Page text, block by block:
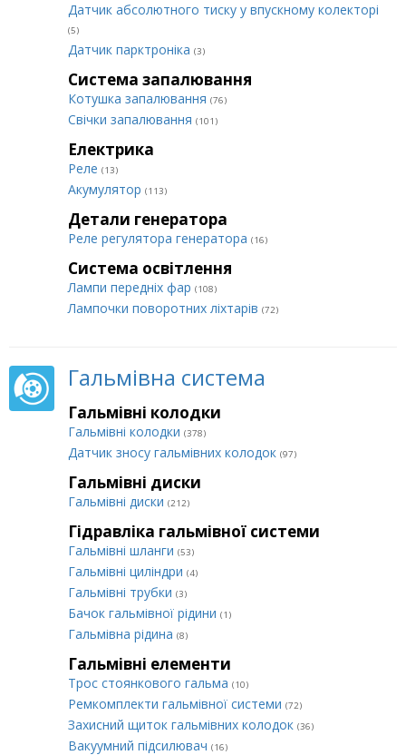
Датчик абсолютного тиску у впускному колекторі
(5)
Датчик парктроніка (3)
Система запалювання
Котушка запалювання (76)
Свічки запалювання (101)
Електрика
Реле (13)
Акумулятор (113)
Детали генератора
Реле регулятора генератора (16)
Система освітлення
Лампи передніх фар (108)
Лампочки поворотних ліхтарів (72)
Гальмівна система
Гальмівні колодки
Гальмівні колодки (378)
Датчик зносу гальмівних колодок (97)
Гальмівні диски
Гальмівні диски (212)
Гідравліка гальмівної системи
Гальмівні шланги (53)
Гальмівні циліндри (4)
Гальмівні трубки (3)
Бачок гальмівної рідини (1)
Гальмівна рідина (8)
Гальмівні елементи
Трос стоянкового гальма (10)
Ремкомплекти гальмівної системи (72)
Захисний щиток гальмівних колодок (36)
Вакуумний підсилювач (16)